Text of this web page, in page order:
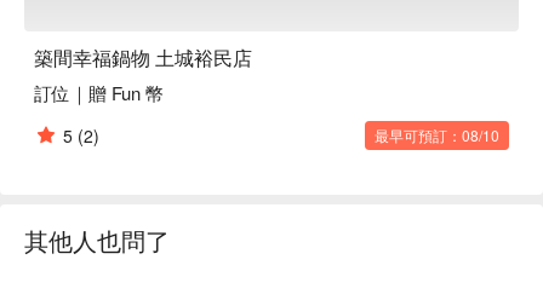
🍽️ 口碑必點
【素食鍋（蛋奶素）】蔬菜鮮脆，湯底清甜可口
【氣泡飲料】清爽微甜，氣泡細膩
【茶類】茶香撲鼻，溫潤舒心
築間幸福鍋物 土城裕民店
訂位｜贈 Fun 幣
5 (2) 最早可預訂：08/10
其他人也問了